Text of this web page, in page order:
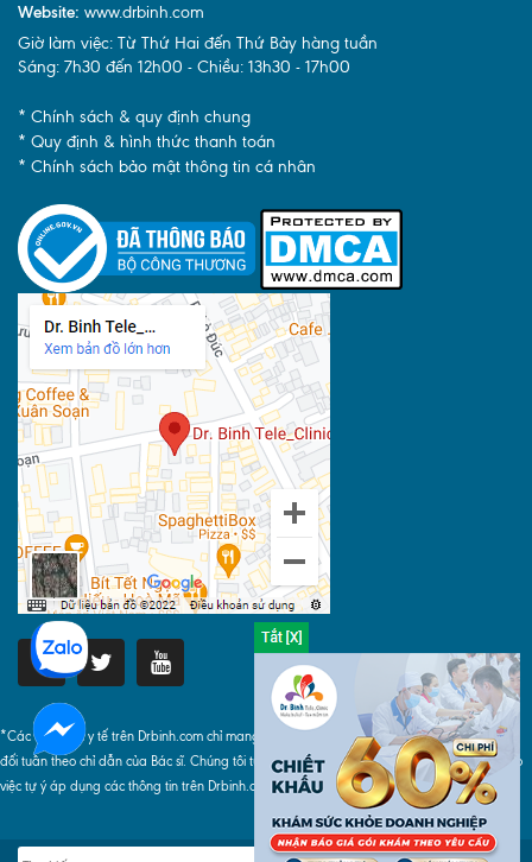
Website: www.drbinh.com
Giờ làm việc: Từ Thứ Hai đến Thứ Bảy hàng tuần
Sáng: 7h30 đến 12h00 - Chiều: 13h30 - 17h00
* Chính sách & quy định chung
* Quy định & hình thức thanh toán
* Chính sách bảo mật thông tin cá nhân
*Các thông tin y tế trên Drbinh.com chỉ mang tính chất tham khảo, khi áp dụng phải tuyệt
đối tuân theo chỉ dẫn của Bác sĩ. Chúng tôi tuyệt đối không chịu bất cứ trách nhiệm nào do
việc tự ý áp dụng các thông tin trên Drbinh.com gây ra.